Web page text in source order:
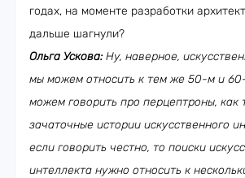
годах, на моменте разработки
дальше шагнули?
Ольга Ускова:Ну, наверное,
мы можем относить к тем же 50-м и
можем говорить про перцептроны, как
зачаточные истории искусственного
если говорить честно, то поиски
интеллекта нужно относить к